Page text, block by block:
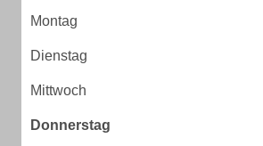
Montag
Dienstag
Mittwoch
Donnerstag